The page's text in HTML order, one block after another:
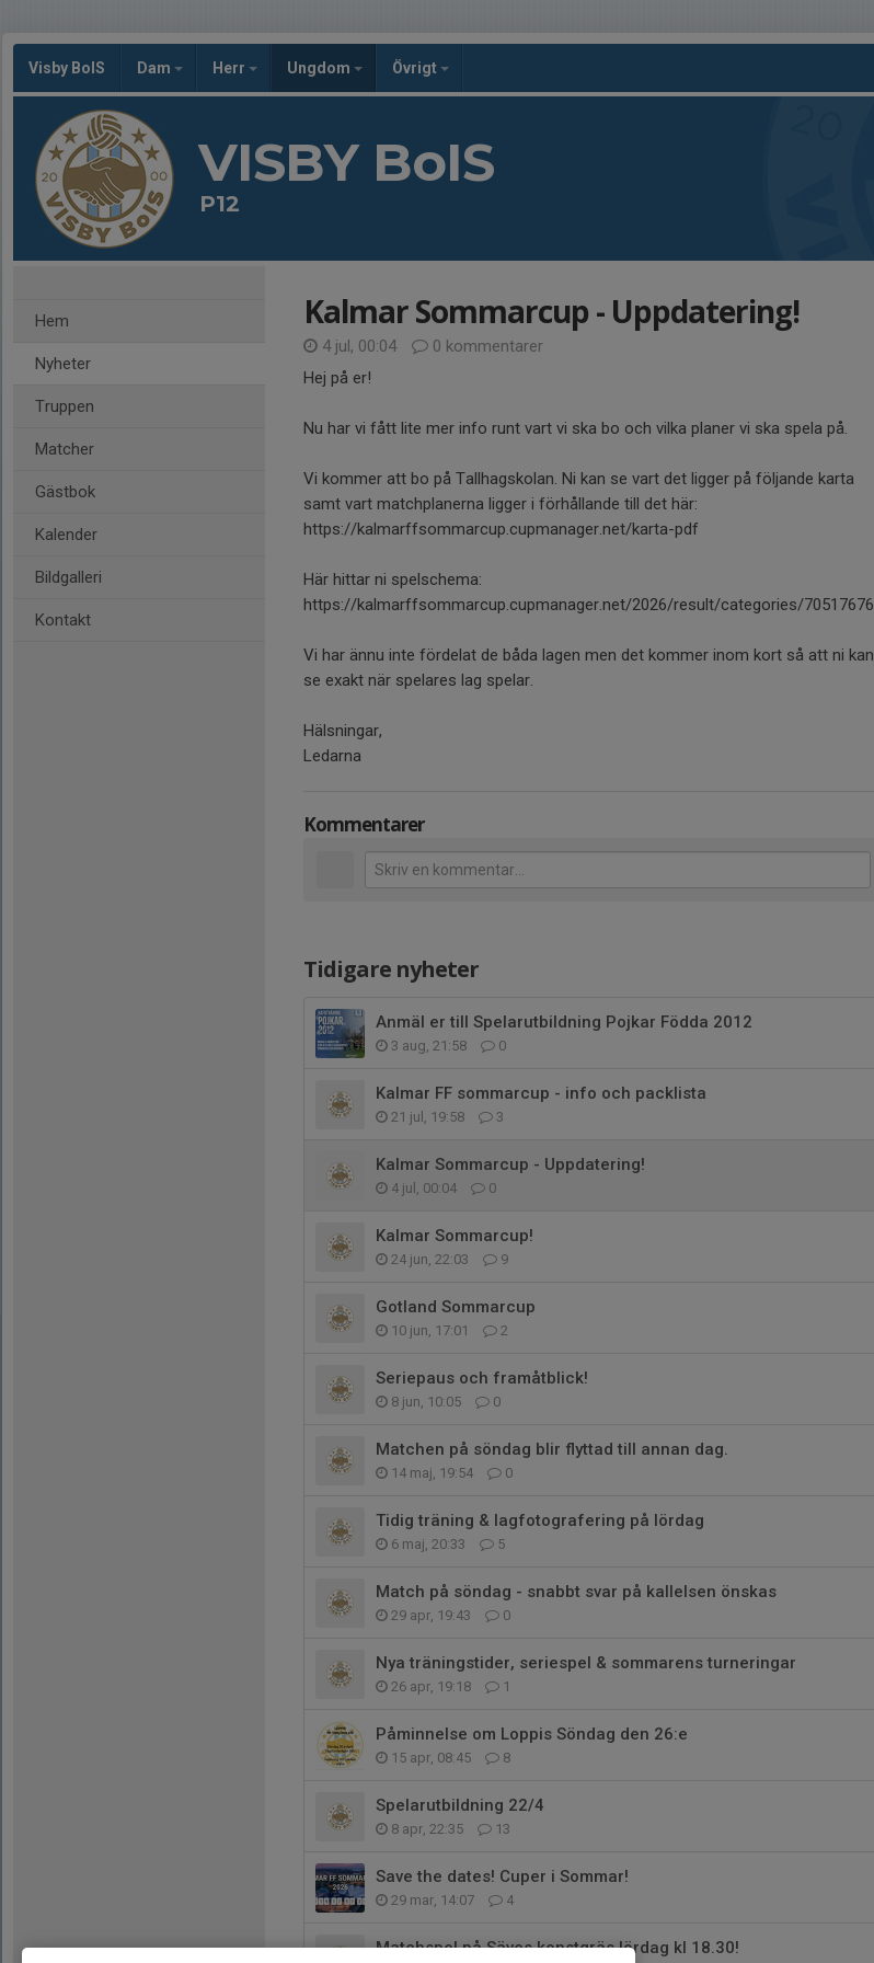
Visby BoIS Dam Herr Ungdom Övrigt
VISBY BoIS
P12
Hem
Nyheter
Truppen
Matcher
Gästbok
Kalender
Bildgalleri
Kontakt
Kalmar Sommarcup - Uppdatering!
4 jul, 00:04
0 kommentarer
Hej på er!
Nu har vi fått lite mer info runt vart vi ska bo och vilka planer vi ska spela på.
Vi kommer att bo på Tallhagskolan. Ni kan se vart det ligger på följande karta
samt vart matchplanerna ligger i förhållande till det här:
https://kalmarffsommarcup.cupmanager.net/karta-pdf
Här hittar ni spelschema:
https://kalmarffsommarcup.cupmanager.net/2026/result/categories/70517676
Vi har ännu inte fördelat de båda lagen men det kommer inom kort så att ni kan
se exakt när spelares lag spelar.
Hälsningar,
Ledarna
Kommentarer
Tidigare nyheter
Anmäl er till Spelarutbildning Pojkar Födda 2012
3 aug, 21:58 0
Kalmar FF sommarcup - info och packlista
21 jul, 19:58 3
Kalmar Sommarcup - Uppdatering!
4 jul, 00:04 0
Kalmar Sommarcup!
24 jun, 22:03 9
Gotland Sommarcup
10 jun, 17:01 2
Seriepaus och framåtblick!
8 jun, 10:05 0
Matchen på söndag blir flyttad till annan dag.
14 maj, 19:54 0
Tidig träning & lagfotografering på lördag
6 maj, 20:33 5
Match på söndag - snabbt svar på kallelsen önskas
29 apr, 19:43 0
Nya träningstider, seriespel & sommarens turneringar
26 apr, 19:18 1
Påminnelse om Loppis Söndag den 26:e
15 apr, 08:45 8
Spelarutbildning 22/4
8 apr, 22:35 13
Save the dates! Cuper i Sommar!
29 mar, 14:07 4
Matchspel på Säves konstgräs lördag kl 18.30!